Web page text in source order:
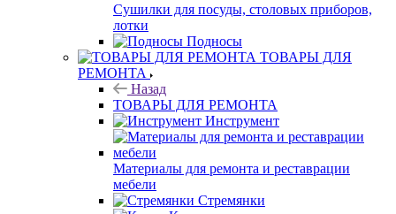
Сушилки для посуды, столовых приборов,
лотки
Подносы
ТОВАРЫ ДЛЯ
РЕМОНТА
Назад
ТОВАРЫ ДЛЯ РЕМОНТА
Инструмент
Материалы для ремонта и реставрации
мебели
Стремянки